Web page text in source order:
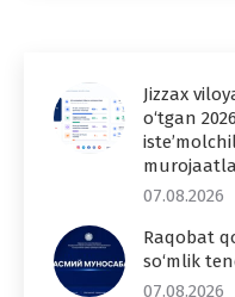
Jizzax
o‘tgan
07.08.2026
Raqobat
so‘mlik
07.08.2026